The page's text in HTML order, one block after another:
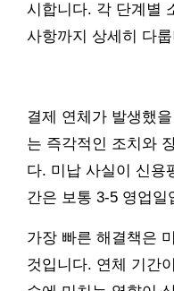
시합니다. 각 단계별
사항까지 상세히 다
결제 연체가 발생했
는 즉각적인 조치와
다. 미납 사실이 신용
간은 보통 3-5 영업일
가장 빠른 해결책은
것입니다. 연체 기간